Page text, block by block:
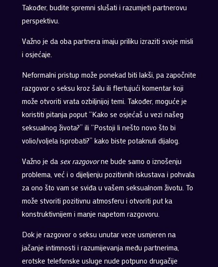
Također, budite spremni slušati i razumjeti partnerovu
perspektivu.
Važno je da oba partnera imaju priliku izraziti svoje misli
i osjećaje.
Neformalni pristup može ponekad biti lakši, pa započnite
razgovor o seksu kroz šalu ili flertujući komentar koji
može otvoriti vrata ozbiljnijoj temi. Također, moguće je
koristiti pitanja poput “Kako se osjećaš u vezi našeg
seksualnog života?” ili “Postoji li nešto novo što bi
volio/voljela isprobati?” kako biste potaknuli dijalog.
Važno je da sex razgovorne bude samo o iznošenju
problema, već i o dijeljenju pozitivnih iskustava i pohvala
za ono što vam se sviđa u vašem seksualnom životu. To
može stvoriti pozitivnu atmosferu i otvoriti put ka
konstruktivnijem i manje napetom razgovoru.
Dok je razgovor o seksu unutar veze usmjeren na
jačanje intimnosti i razumijevanja među partnerima,
erotske telefonske usluge nude potpuno drugačije